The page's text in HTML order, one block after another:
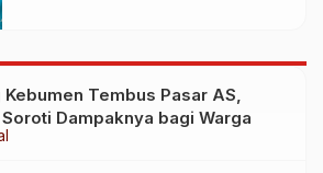
Kebumen Tembus Pasar AS,
Dampaknya bagi Warga